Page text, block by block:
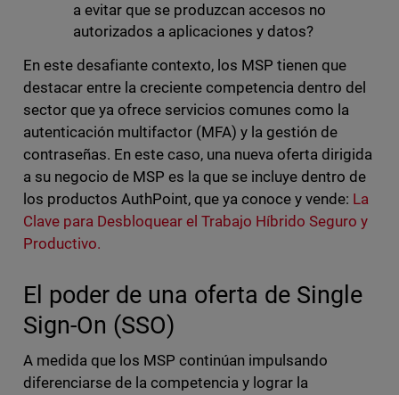
a evitar que se produzcan accesos no
autorizados a aplicaciones y datos?
En este desafiante contexto, los MSP tienen que
destacar entre la creciente competencia dentro del
sector que ya ofrece servicios comunes como la
autenticación multifactor (MFA) y la gestión de
contraseñas. En este caso, una nueva oferta dirigida
a su negocio de MSP es la que se incluye dentro de
los productos AuthPoint, que ya conoce y vende: La
Clave para Desbloquear el Trabajo Híbrido Seguro y
Productivo.
El poder de una oferta de Single
Sign-On (SSO)
A medida que los MSP continúan impulsando
diferenciarse de la competencia y lograr la